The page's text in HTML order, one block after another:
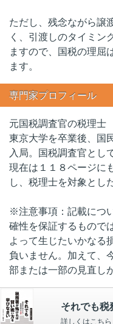
ただし、残念ながら譲
く、引渡しのタイミン
ますので、国税の理屈
ます。
専門家プロフィール
元国税調査官の税理
東京大学を卒業後、国
入局。国税調査官とし
現在は１１８ページに
し、税理士を対象とし
※注意事項：記載につ
確性を保証するもので
よって生じたいかなる
負いません。加えて、
部または一部の見直し
詳しくはこちら